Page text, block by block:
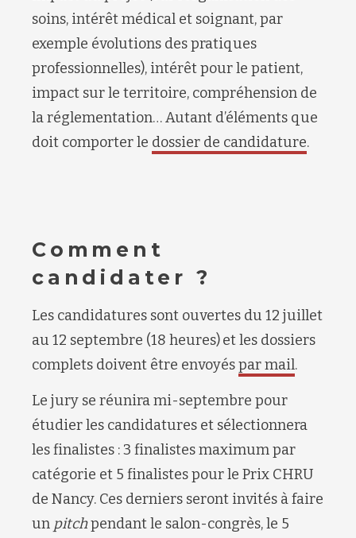
soins, intérêt médical et soignant, par
exemple évolutions des pratiques
professionnelles), intérêt pour le patient,
impact sur le territoire, compréhension de
la réglementation… Autant d’éléments que
doit comporter le dossier de candidature.
Comment
candidater ?
Les candidatures sont ouvertes du 12 juillet
au 12 septembre (18 heures)et les dossiers
complets doivent être envoyéspar mail.
Le jury se réunira mi-septembre pour
étudier les candidatures et sélectionnera
les finalistes : 3 finalistes maximum par
catégorie et 5 finalistes pour le Prix CHRU
de Nancy. Ces derniers seront invités à faire
un pitchpendant le salon-congrès, le 5